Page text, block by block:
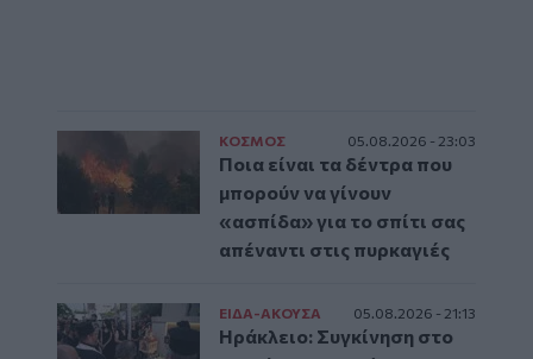
ΚΟΣΜΟΣ 05.08.2026 - 23:03
Ποια είναι τα δέντρα που
μπορούν να γίνουν
«ασπίδα» για το σπίτι σας
απέναντι στις πυρκαγιές
ΕΙΔΑ-ΑΚΟΥΣΑ 05.08.2026 - 21:13
Ηράκλειο: Συγκίνηση στο